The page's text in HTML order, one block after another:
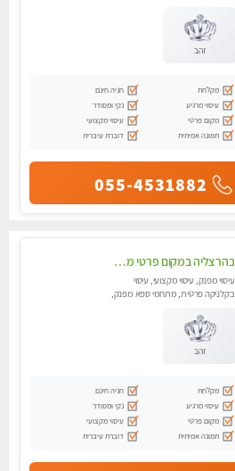
זהב
מקלחת
חניה חינם
עיסוי מרגיע
נקי ומסודר
מקום פרטי
עיסוי מקצועי
תמונה אמיתית
דוברת עיברית
055-4531882
בהרצליה במקום פרטי מסאז' איכותי ביותר ומפנק - לרציניים בלבד,עיסוי מרגיע מאוד.
עיסוי מפנק, עיסוי מקצועי, עיסוי
בקלניקה פרטית, מתחמי ספא מפנק,
זהב
מקלחת
חניה חינם
עיסוי מרגיע
נקי ומסודר
מקום פרטי
עיסוי מקצועי
תמונה אמיתית
דוברת עיברית